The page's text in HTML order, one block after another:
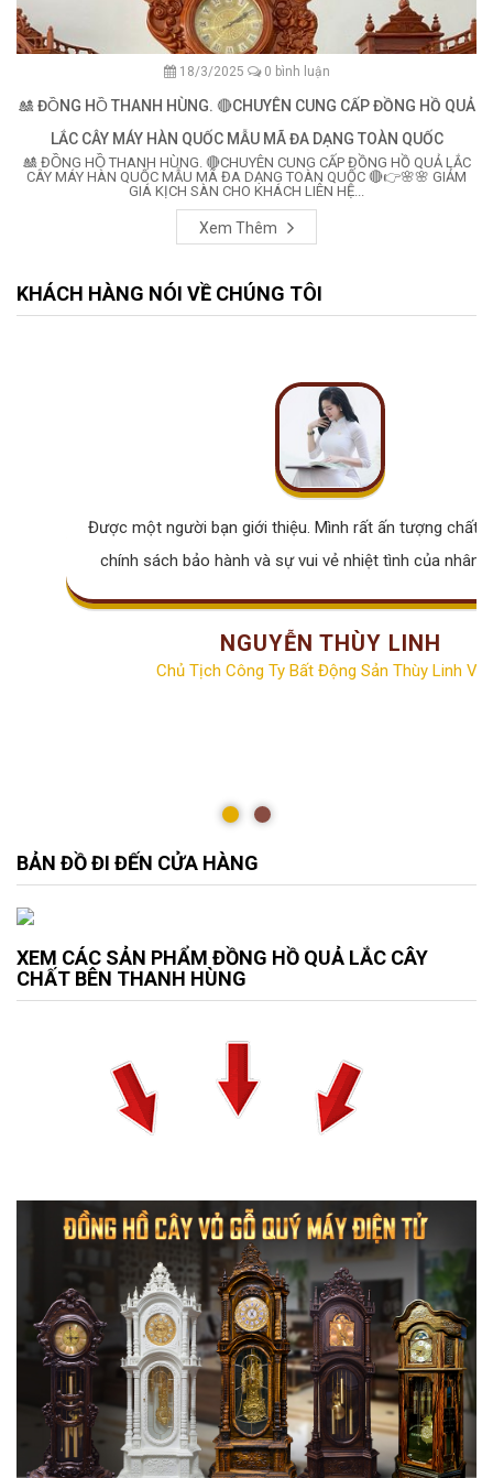
18/3/2025 0 bình luận
🎎 ĐỒNG HỒ THANH HÙNG. 🔴CHUYÊN CUNG CẤP ĐỒNG HỒ QUẢ
LẮC CÂY MÁY HÀN QUỐC MẪU MÃ ĐA DẠNG TOÀN QUỐC
🎎 ĐỒNG HỒ THANH HÙNG. 🔴CHUYÊN CUNG CẤP ĐỒNG HỒ QUẢ LẮC
CÂY MÁY HÀN QUỐC MẪU MÃ ĐA DẠNG TOÀN QUỐC 🔴👉🌸🌸 GIẢM
GIÁ KỊCH SÀN CHO KHÁCH LIÊN HỆ...
Xem Thêm
KHÁCH HÀNG NÓI VỀ CHÚNG TÔI
Được một người bạn giới thiệu. Mình rất ấn tượng chất
chính sách bảo hành và sự vui vẻ nhiệt tình của nhân
NGUYỄN THÙY LINH
Chủ Tịch Công Ty Bất Động Sản Thùy Linh
BẢN ĐỒ ĐI ĐẾN CỬA HÀNG
XEM CÁC SẢN PHẨM ĐỒNG HỒ QUẢ LẮC CÂY
CHẤT BÊN THANH HÙNG